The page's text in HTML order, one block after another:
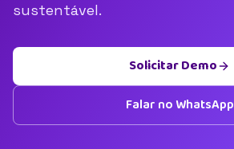
sustentável.
Solicitar Demo
Falar no WhatsApp